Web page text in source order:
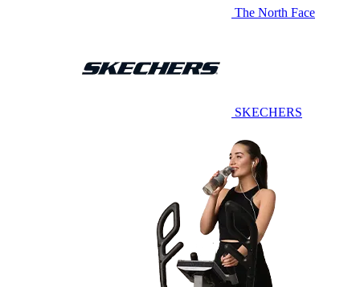
The North Face
SKECHERS